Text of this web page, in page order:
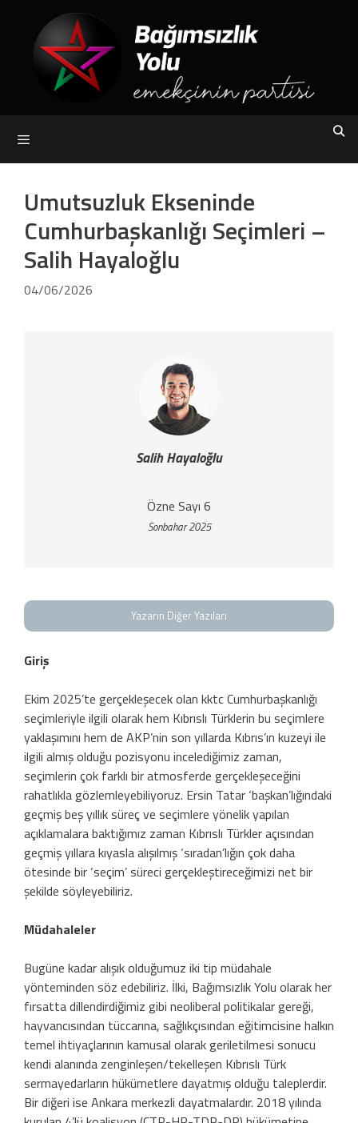
content
Umutsuzluk Ekseninde
Cumhurbaşkanlığı Seçimleri –
Salih Hayaloğlu
04/06/2026
Salih Hayaloğlu
Özne Sayı 6
Sonbahar 2025
Yazarın Diğer Yazıları
Giriş
Ekim 2025’te gerçekleşecek olan kktc Cumhurbaşkanlığı
seçimleriyle ilgili olarak hem Kıbrıslı Türklerin bu seçimlere
yaklaşımını hem de AKP’nin son yıllarda Kıbrıs’ın kuzeyi ile
ilgili almış olduğu pozisyonu incelediğimiz zaman,
seçimlerin çok farklı bir atmosferde gerçekleşeceğini
rahatlıkla gözlemleyebiliyoruz. Ersin Tatar ‘başkan’lığındaki
geçmiş beş yıllık süreç ve seçimlere yönelik yapılan
açıklamalara baktığımız zaman Kıbrıslı Türkler açısından
geçmiş yıllara kıyasla alışılmış ‘sıradan’lığın çok daha
ötesinde bir ‘seçim’ süreci gerçekleştireceğimizi net bir
şekilde söyleyebiliriz.
Müdahaleler
Bugüne kadar alışık olduğumuz iki tip müdahale
yönteminden söz edebiliriz. İlki, Bağımsızlık Yolu olarak her
fırsatta dillendirdiğimiz gibi neoliberal politikalar gereği,
hayvancısından tüccarına, sağlıkçısından eğitimcisine halkın
temel ihtiyaçlarının kamusal olarak geriletilmesi sonucu
kendi alanında zenginleşen/tekelleşen Kıbrıslı Türk
sermayedarların hükümetlere dayatmış olduğu taleplerdir.
Bir diğeri ise Ankara merkezli dayatmalardır. 2018 yılında